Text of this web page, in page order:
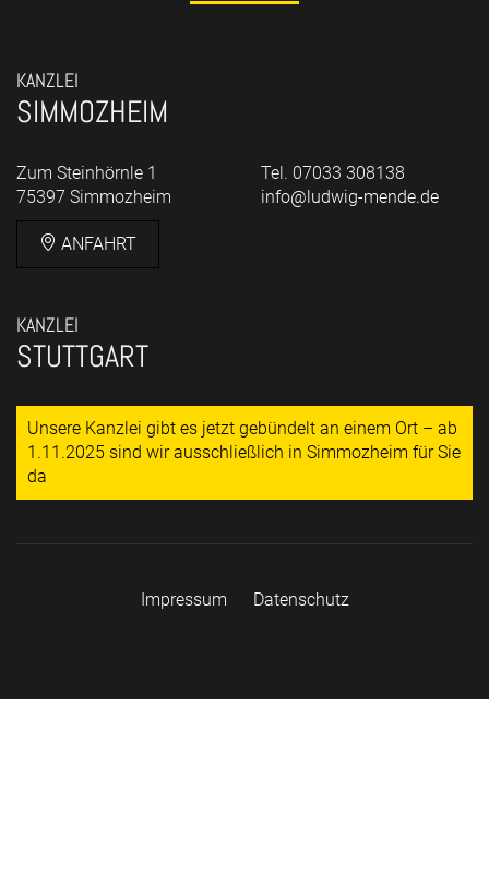
KANZLEI
SIMMOZHEIM
Zum Steinhörnle 1
75397 Simmozheim
ANFAHRT
Tel. 07033 308138
info@ludwig-mende.de
KANZLEI
STUTTGART
Unsere Kanzlei gibt es jetzt gebündelt an einem Ort – ab
1.11.2025 sind wir ausschließlich in Simmozheim für Sie
da
Impressum Datenschutz